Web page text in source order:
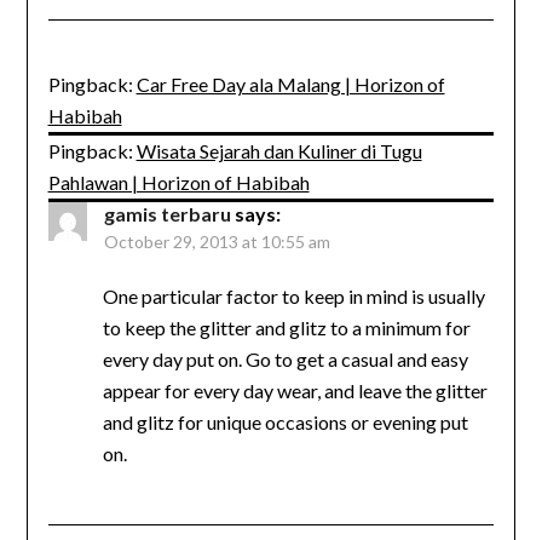
Pingback: Car Free Day ala Malang | Horizon of
Habibah
Pingback: Wisata Sejarah dan Kuliner di Tugu
Pahlawan | Horizon of Habibah
gamis terbaru says:
October 29, 2013 at 10:55 am
One particular factor to keep in mind is usually
to keep the glitter and glitz to a minimum for
every day put on. Go to get a casual and easy
appear for every day wear, and leave the glitter
and glitz for unique occasions or evening put
on.